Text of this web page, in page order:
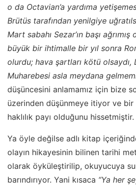
o da Octavian’a yardıma
Brütüs tarafından yenilgiye
Mart sabahı Sezar’ın başı
büyük bir ihtimalle bir yıl sonra
olurdu; hava şartları kötü olsaydı,
Muharebesi asla meydana
düşüncesini anlamamız için bize
üzerinden düşünmeye itiyor ve
haklılık payı olduğunu hissetmiştir.
Ya öyle değilse adlı kitap
olayın hikayesinin bilinen tarihi
olarak öyküleştirilip, okuyucuya
barındırıyor. Yani kısaca “Ya her